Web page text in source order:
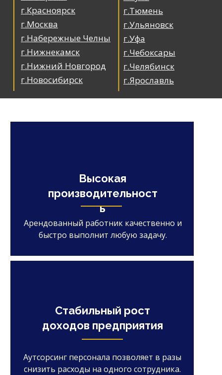
г.Тюмень
г.Ульяновск
г.Уфа
г.Чебоксары
г.Челябинск
г.Ярославль
г.Красноярск
г.Москва
г.Набережные Челны
г.Нижнекамск
г.Нижний Новгород
г.Новосибирск
Высокая
производительност
ь
Арендованный работник качественно и
быстро выполнит любую задачу.
Стабильный рост
доходов предприятия
Аутсорсинг персонала позволяет в разы
снизить расходы на одного сотрудника.